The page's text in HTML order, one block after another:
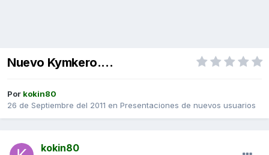
Nuevo Kymkero....
Por kokin80
26 de Septiembre del 2011 en Presentaciones de nuevos usuarios
kokin80